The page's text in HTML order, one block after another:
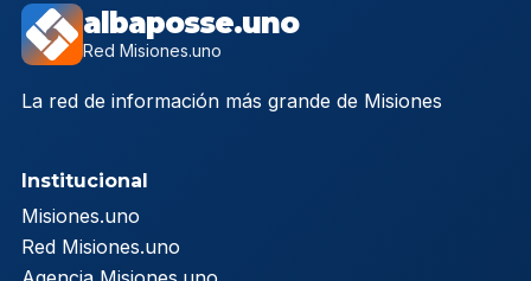
albaposse.uno
Red Misiones.uno
La red de información más grande de Misiones
Institucional
Misiones.uno
Red Misiones.uno